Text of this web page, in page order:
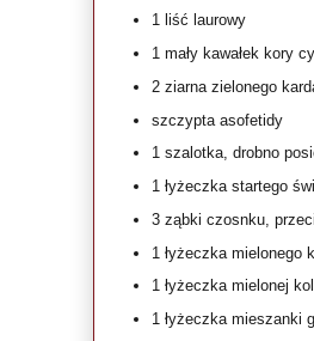
1 liść laurowy
1 mały kawałek kory
2 ziarna zielonego
szczypta asofetidy
1 szalotka, drobno
1 łyżeczka startego
3 ząbki czosnku,
1 łyżeczka mielonego
1 łyżeczka mielonej
1 łyżeczka mieszanki